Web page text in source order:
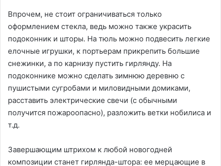
Впрочем, не стоит ограничиваться только
оформлением стекла, ведь можно также украсить
подоконник и шторы. На тюль можно подвесить легкие
елочные игрушки, к портьерам прикрепить большие
снежинки, а по карнизу пустить гирлянду. На
подоконнике можно сделать зимнюю деревню с
пушистыми сугробами и миловидными домиками,
расставить электрические свечи (с обычными
получится пожароопасно), разложить ветки нобилиса и
т.д.
Завершающим штрихом к любой новогодней
композиции станет гирлянда-штора: ее мерцающие в